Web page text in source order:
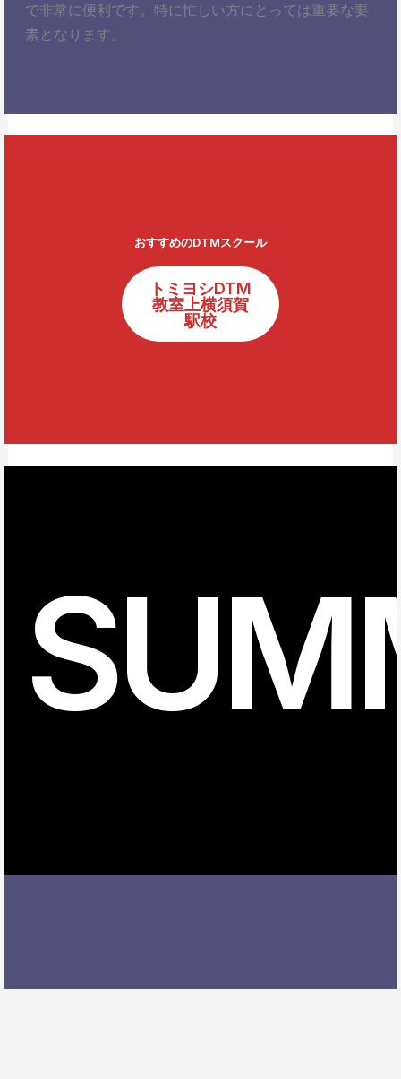
で非常に便利です。特に忙しい方にとっては重要な要
素となります。
おすすめのDTMスクール
トミヨシDTM
教室上横須賀
駅校